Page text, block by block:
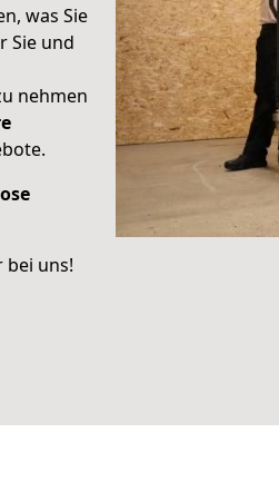
was Sie
Sie und
nehmen
bei uns!